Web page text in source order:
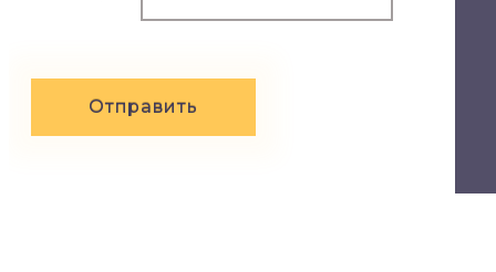
Отправить